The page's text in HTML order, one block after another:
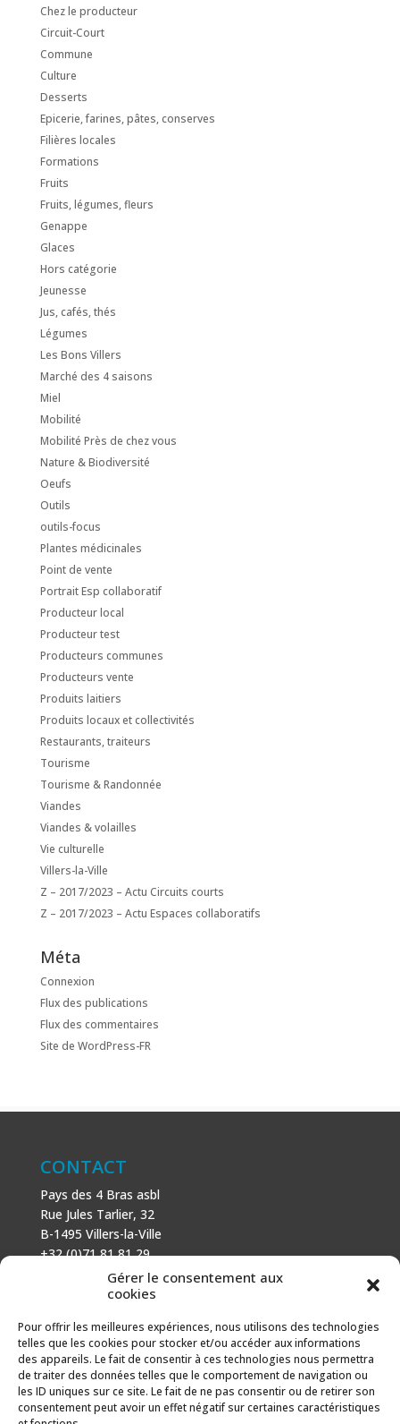
Gérer le consentement aux
cookies
Pour offrir les meilleures expériences, nous utilisons des technologies
telles que les cookies pour stocker et/ou accéder aux informations
des appareils. Le fait de consentir à ces technologies nous permettra
de traiter des données telles que le comportement de navigation ou
les ID uniques sur ce site. Le fait de ne pas consentir ou de retirer son
consentement peut avoir un effet négatif sur certaines caractéristiques
Chez le producteur
Circuit-Court
Commune
Culture
Desserts
Epicerie, farines, pâtes, conserves
Filières locales
Formations
Fruits
Fruits, légumes, fleurs
Genappe
Glaces
Hors catégorie
Jeunesse
Jus, cafés, thés
Légumes
Les Bons Villers
Marché des 4 saisons
Miel
Mobilité
Mobilité Près de chez vous
Nature & Biodiversité
Oeufs
Outils
outils-focus
Plantes médicinales
Point de vente
Portrait Esp collaboratif
Producteur local
Producteur test
Producteurs communes
Producteurs vente
Produits laitiers
Produits locaux et collectivités
Restaurants, traiteurs
Tourisme
Tourisme & Randonnée
Viandes
Viandes & volailles
Vie culturelle
Villers-la-Ville
Z – 2017/2023 – Actu Circuits courts
Z – 2017/2023 – Actu Espaces collaboratifs
Méta
Connexion
Flux des publications
Flux des commentaires
Site de WordPress-FR
CONTACT
Pays des 4 Bras asbl
Rue Jules Tarlier, 32
B-1495 Villers-la-Ville
+32 (0)71 81 81 29
N° d’entreprise : 666 464 432
Mentions légales
AVEC LE SOUTIEN DE
Fonds européen agricole pour le développement rural :
l’Europe investit dans les zones rurales.